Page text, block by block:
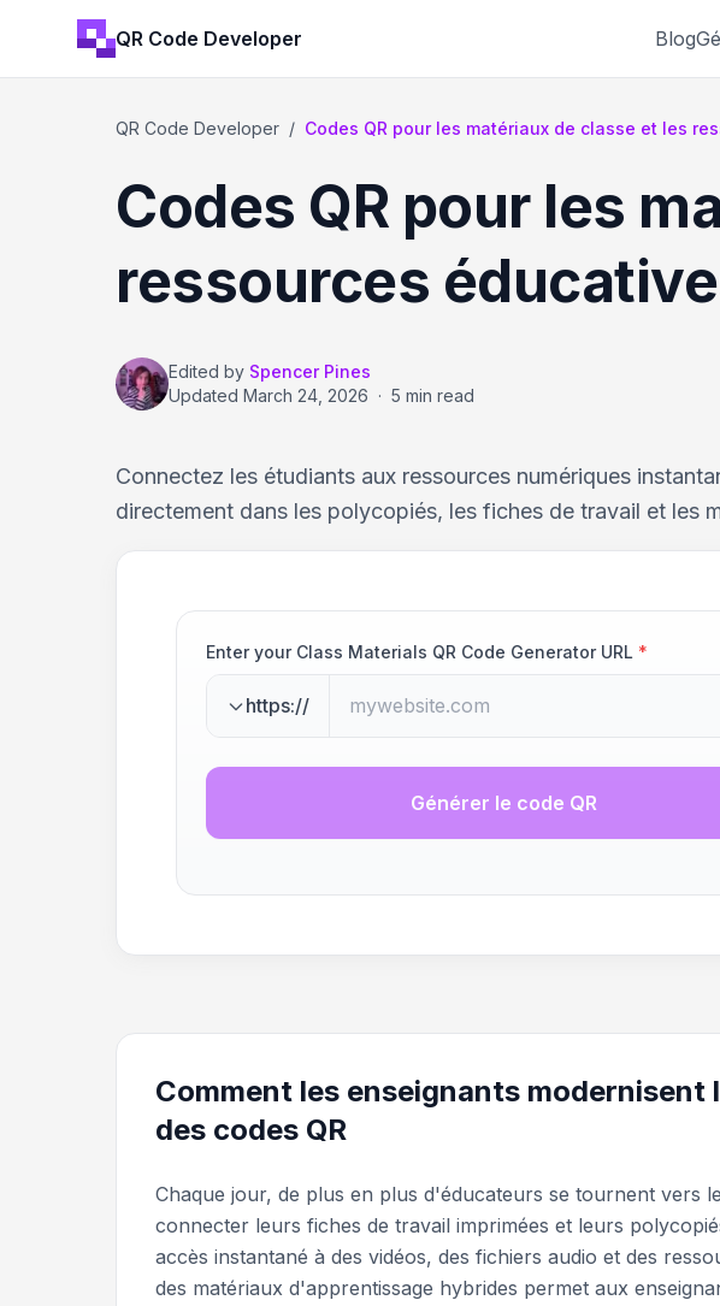
QR Code Developer Blog
QR Code Developer / Codes QR pour les matériaux de classe et les
Codes QR pour les
ressources
Edited by Spencer Pines
Updated March 24, 2026 · 5 min read
Connectez les étudiants aux ressources numériques
directement dans les polycopiés, les fiches de travail et les
Enter your Class Materials QR Code Generator URL *
https://
Générer le code QR
Comment les enseignants modernisent
des codes QR
Chaque jour, de plus en plus d'éducateurs se tournent vers
connecter leurs fiches de travail imprimées et leurs
accès instantané à des vidéos, des fichiers audio et des
des matériaux d'apprentissage hybrides permet aux